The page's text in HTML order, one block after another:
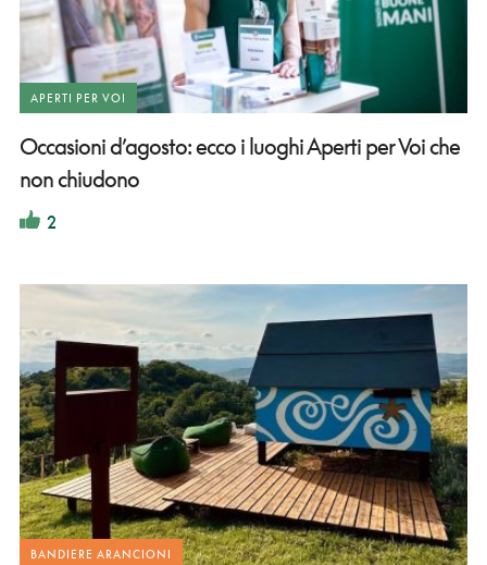
APERTI PER VOI
Occasioni d’agosto: ecco i luoghi Aperti per Voi che
non chiudono
2
BANDIERE ARANCIONI